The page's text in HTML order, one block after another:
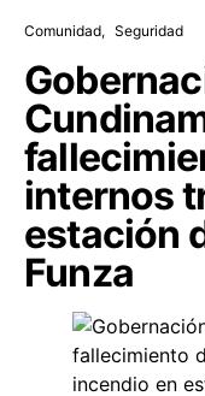
Comunidad Seguridad
internos
estación
Funza